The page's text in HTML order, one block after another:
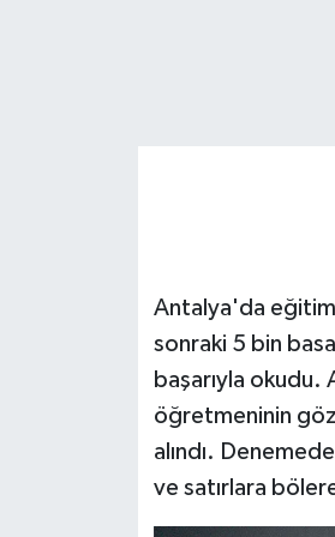
Antalya'da eğitim
sonraki 5 bin
başarıyla
öğretmeninin
alındı.
ve satırlara